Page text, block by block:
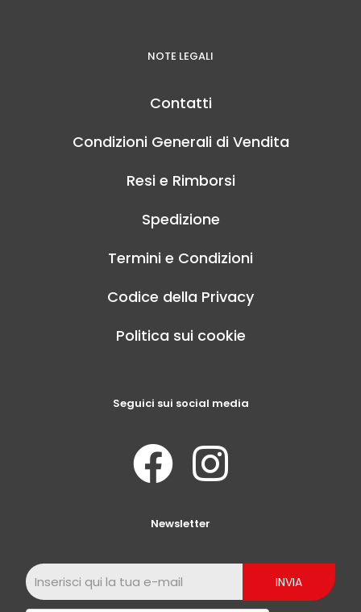
NOTE LEGALI
Contatti
Condizioni Generali di Vendita
Resi e Rimborsi
Spedizione
Termini e Condizioni
Codice della Privacy
Politica sui cookie
Seguici sui social media
Newsletter